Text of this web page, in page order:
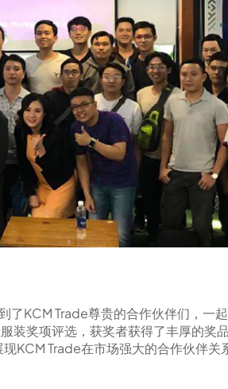
KCM Trade尊贵的合作伙伴们，一
装奖项评选，获奖者获得了丰厚的奖
KCM Trade在市场强大的合作伙伴